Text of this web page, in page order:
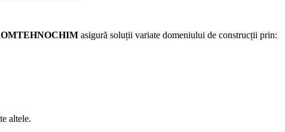
asigură soluții variate domeniului de construcții prin:
altele.